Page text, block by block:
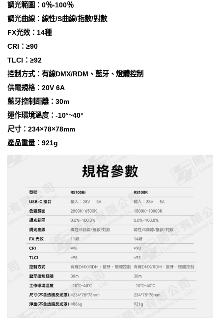
調光範圍：0％-100％
調光曲線：線性/S曲線/指數/對數
FX光效：14種
CRI：≥90
TLCI：≥92
控制方式：有線DMX/RDM、藍牙、燈體控制
供電規格：20V 6A
藍牙控制距離：30m
運作環境溫度：-10°~40°
尺寸：234×78×78mm
產品重量：921g